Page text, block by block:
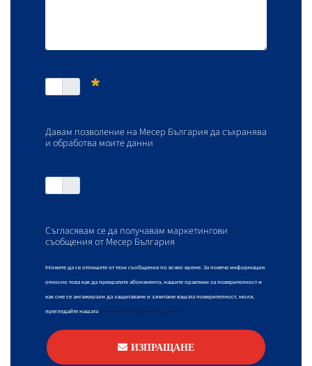
Давам позволение на Месер България да съхранява
и обработва моите данни
Съгласявам се да получавам маркетингови
съобщения от Месер България
Можете да се отпишете от тези съобщения по всяко време. За повече информация
относно това как да прекратите абонамента, нашите практики за поверителност и
как сме се ангажирали да защитаваме и зачитаме вашата поверителност, моля,
прегледайте нашата Политика за защита на данните
ИЗПРАЩАНЕ